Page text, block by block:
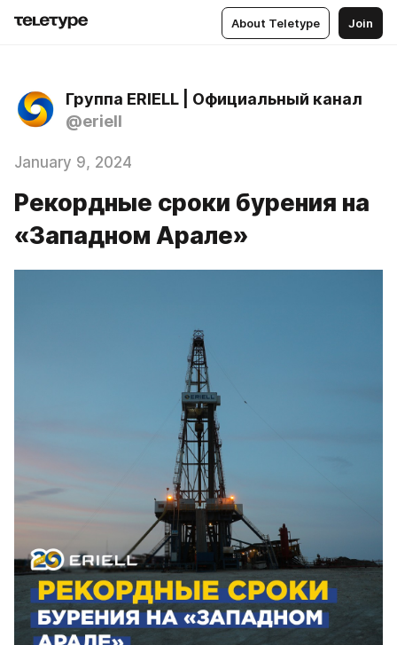
About Teletype Join
Группа ERIELL | Официальный канал
@eriell
January 9, 2024
Рекордные сроки бурения на
«Западном Арале»